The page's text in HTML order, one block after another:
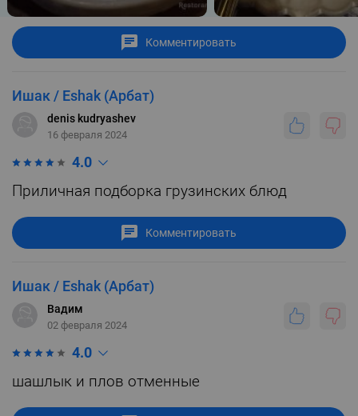
Комментировать
Ишак / Eshak (Арбат)
denis kudryashev
16 февраля 2024
4.0
Приличная подборка грузинских блюд
Комментировать
Ишак / Eshak (Арбат)
Вадим
02 февраля 2024
4.0
шашлык и плов отменные